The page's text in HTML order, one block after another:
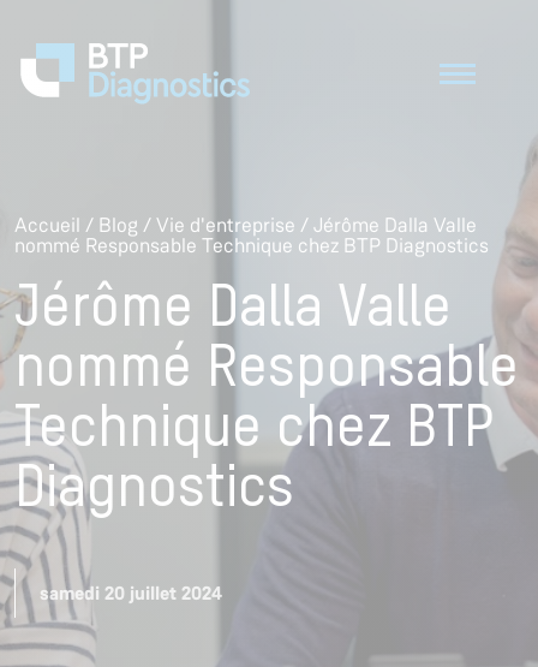
Accueil / Blog /Vie d'entreprise /Jérôme Dalla Valle
nommé Responsable Technique chez BTP Diagnostics
Jérôme Dalla Valle
nommé Responsable
Technique chez BTP
Diagnostics
samedi 20 juillet 2024